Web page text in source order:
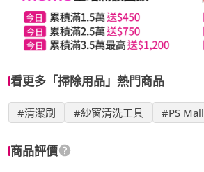
看更多「掃除用品」熱門商品
#清潔刷 #紗窗清洗工具 #PS Mall
商品評價